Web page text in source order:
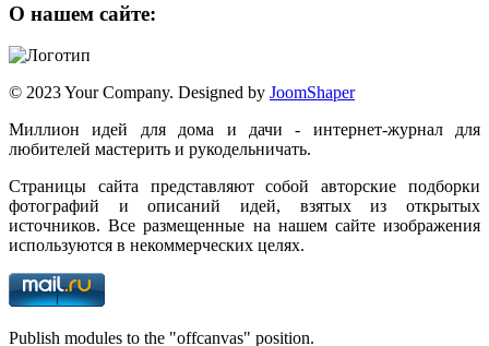
О нашем сайте:
© 2023 Your Company. Designed by JoomShaper
Миллион идей для дома и дачи - интернет-журнал для
любителей мастерить и рукодельничать.
Страницы сайта представляют собой авторские подборки
фотографий и описаний идей, взятых из открытых
источников. Все размещенные на нашем сайте изображения
используются в некоммерческих целях.
Publish modules to the "offcanvas" position.